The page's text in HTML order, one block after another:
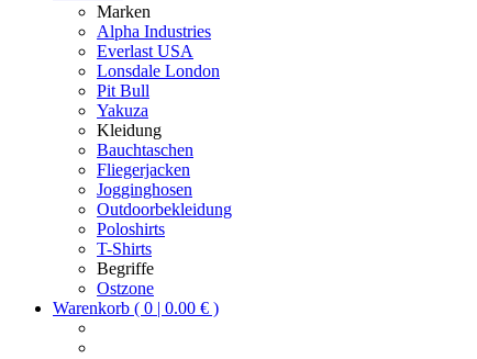
Marken
Alpha Industries
Everlast USA
Lonsdale London
Pit Bull
Yakuza
Kleidung
Bauchtaschen
Fliegerjacken
Jogginghosen
Outdoorbekleidung
Poloshirts
T-Shirts
Begriffe
Ostzone
Warenkorb ( 0 | 0.00 € )